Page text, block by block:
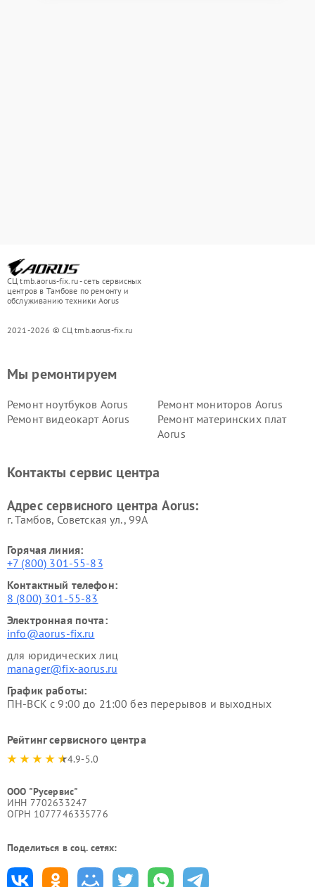
СЦ tmb.aorus-fix.ru - сеть сервисных
центров в Тамбове по ремонту и
обслуживанию техники Aorus
2021-2026 © СЦ tmb.aorus-fix.ru
Мы ремонтируем
Ремонт ноутбуков Aorus
Ремонт мониторов Aorus
Ремонт видеокарт Aorus
Ремонт материнских плат
Aorus
Контакты сервис центра
Адрес сервисного центра Aorus:
г. Тамбов, Советская ул., 99А
Горячая линия:
+7 (800) 301-55-83
Контактный телефон:
8 (800) 301-55-83
Электронная почта:
info@aorus-fix.ru
для юридических лиц
manager@fix-aorus.ru
График работы:
ПН-ВСК с 9:00 до 21:00 без перерывов и выходных
Рейтинг сервисного центра
4.9-5.0
ООО "Русервис"
ИНН 7702633247
ОГРН 1077746335776
Поделиться в соц. сетях: